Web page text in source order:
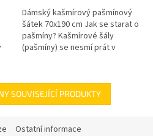
Dámský kašmírový pašmínový
šátek 70x190 cm Jak se starat o
pašmíny? Kašmírové šály
(pašmíny) se nesmí prát v
C. Po...
SOUVISEJÍCÍ PRODUKTY
Ostatní informace